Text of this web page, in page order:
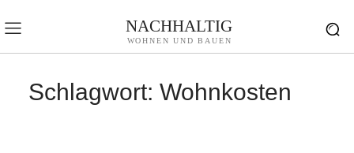
NACHHALTIG
WOHNEN UND BAUEN
Schlagwort: Wohnkosten